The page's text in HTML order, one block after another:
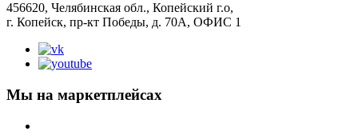
456620, Челябинская обл., Копейский г.о,
г. Копейск, пр-кт Победы, д. 70А, ОФИС 1
Мы на маркетплейсах